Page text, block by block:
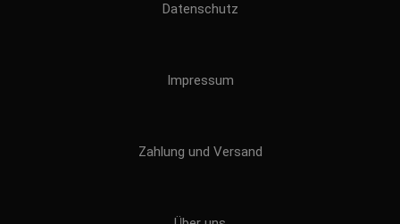
Datenschutz
Impressum
Zahlung und Versand